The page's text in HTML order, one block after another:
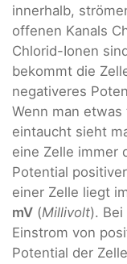
innerhalb,
offenen Kanals
Chlorid-Ionen
bekommt die
negativeres
Wenn man
eintaucht sieht
eine Zelle immer
Potential
einer Zelle liegt
mV (Millivolt).
Einstrom von
Potential der